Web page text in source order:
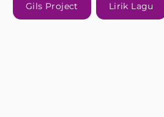
Gils Project Lirik Lagu